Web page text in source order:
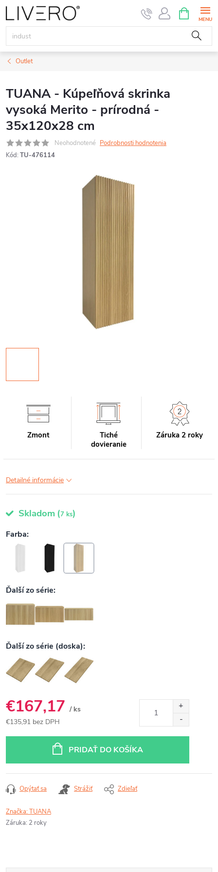
Prejsť
na
obsah
KOŠÍK
Outlet
TUANA - Kúpeľňová skrinka
vysoká Merito - prírodná -
35x120x28 cm
Neohodnotené Podrobnosti hodnotenia
Kód: TU-476114
Zmont
Tiché
dovieranie
Záruka 2 roky
Detailné informácie
Skladom (7 ks)
€167,17 / ks
€135,91 bez DPH
PRIDAŤ DO KOŠÍKA
Opýtať sa Strážiť Zdieľať
Značka:TUANA
Záruka: 2 roky